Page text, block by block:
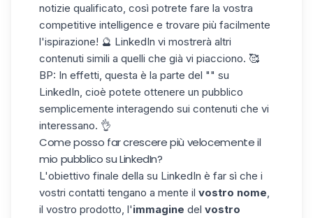
notizie qualificato, così potrete fare la vostra
competitive intelligence e trovare più facilmente
l'ispirazione! 🔮 LinkedIn vi mostrerà altri
contenuti simili a quelli che già vi piacciono. 🥰
BP: In effetti, questa è la parte del "" su
LinkedIn, cioè potete ottenere un pubblico
semplicemente interagendo sui contenuti che vi
interessano. 👌
Come posso far crescere più velocemente il
mio pubblico su LinkedIn?
L'obiettivo finale della su LinkedIn è far sì che i
vostri contatti tengano a mente il vostro nome
il vostro prodotto, l'immagine del vostro